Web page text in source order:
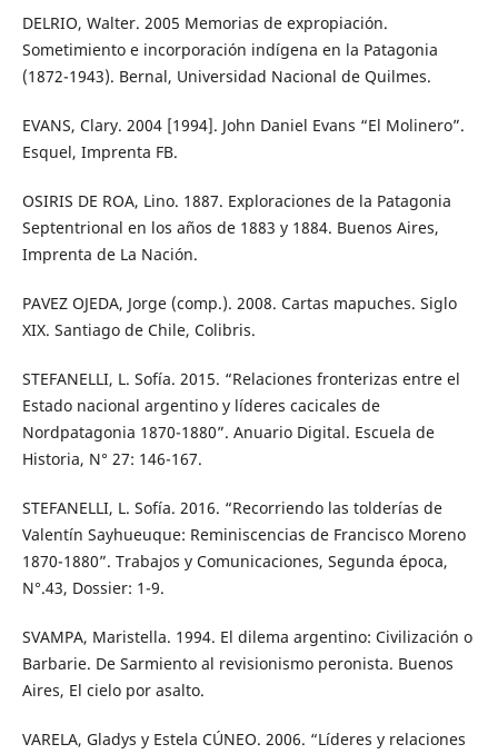
DELRIO, Walter. 2005 Memorias de expropiación.
Sometimiento e incorporación indígena en la Patagonia
(1872-1943). Bernal, Universidad Nacional de Quilmes.
EVANS, Clary. 2004 [1994]. John Daniel Evans “El Molinero”.
Esquel, Imprenta FB.
OSIRIS DE ROA, Lino. 1887. Exploraciones de la Patagonia
Septentrional en los años de 1883 y 1884. Buenos Aires,
Imprenta de La Nación.
PAVEZ OJEDA, Jorge (comp.). 2008. Cartas mapuches. Siglo
XIX. Santiago de Chile, Colibris.
STEFANELLI, L. Sofía. 2015. “Relaciones fronterizas entre el
Estado nacional argentino y líderes cacicales de
Nordpatagonia 1870-1880”. Anuario Digital. Escuela de
Historia, N° 27: 146-167.
STEFANELLI, L. Sofía. 2016. “Recorriendo las tolderías de
Valentín Sayhueuque: Reminiscencias de Francisco Moreno
1870-1880”. Trabajos y Comunicaciones, Segunda época,
N°.43, Dossier: 1-9.
SVAMPA, Maristella. 1994. El dilema argentino: Civilización o
Barbarie. De Sarmiento al revisionismo peronista. Buenos
Aires, El cielo por asalto.
VARELA, Gladys y Estela CÚNEO. 2006. “Líderes y relaciones